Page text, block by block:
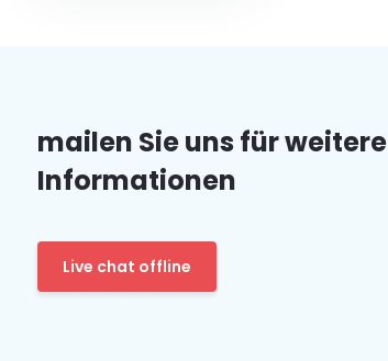
mailen Sie uns für weitere
Informationen
Live chat offline